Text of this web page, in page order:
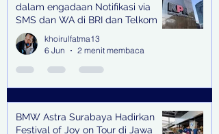
dalam engadaan Notifikasi via
SMS dan WA di BRI dan Telkom
khoirulfatma13
6 Jun
2 menit membaca
BMW Astra Surabaya Hadirkan
Festival of Joy on Tour di Jawa